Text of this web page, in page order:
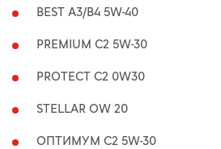
BEST A3/B4 5W-40
PREMIUM C2 5W-30
PROTECT C2 0W30
STELLAR OW 20
ОПТИМУМ C2 5W-30